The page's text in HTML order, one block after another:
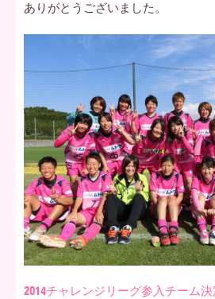
ありがとうございました。
2014チャレンジリーグ参入チーム